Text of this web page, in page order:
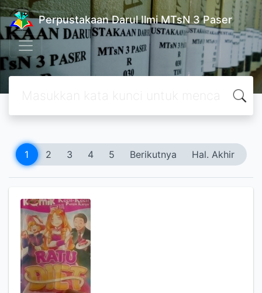
Perpustakaan Darul Ilmi MTsN 3 Paser
1 2 3 4 5 Berikutnya Hal. Akhir